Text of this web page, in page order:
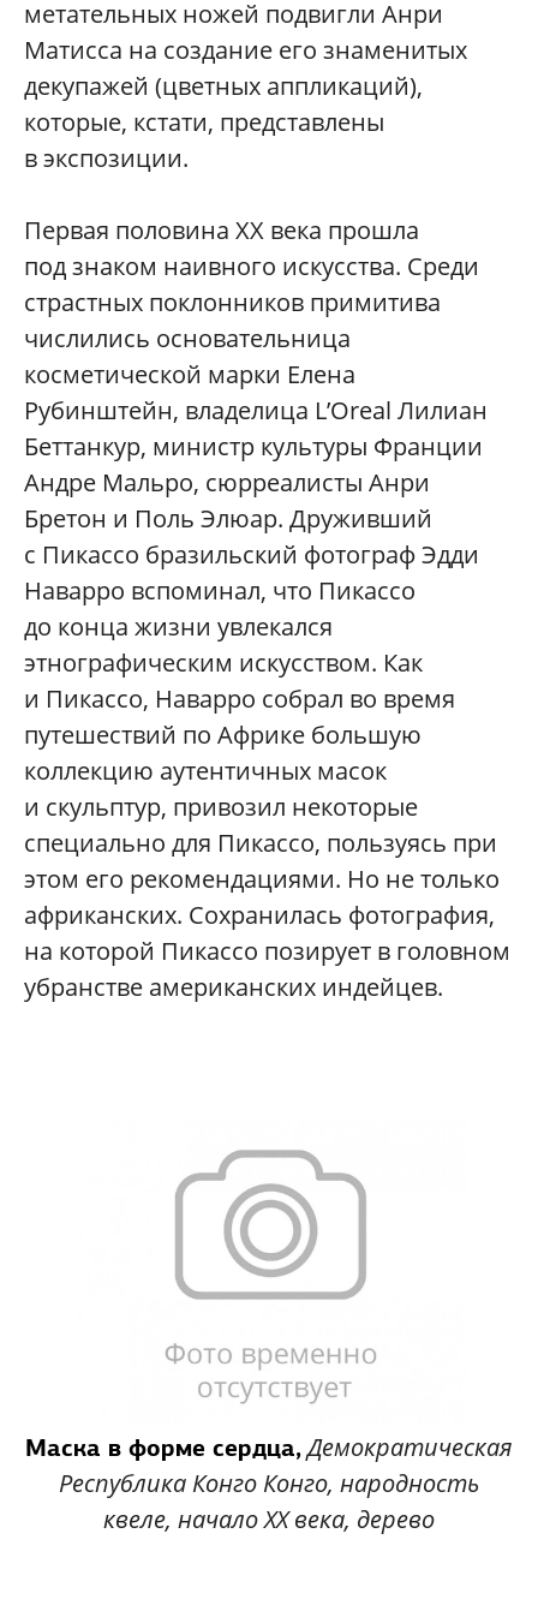
метательных ножей подвигли Анри
Матисса на создание его знаменитых
декупажей (цветных аппликаций),
которые, кстати, представлены
в экспозиции.
Первая половина ХХ века прошла
под знаком наивного искусства. Среди
страстных поклонников примитива
числились основательница
косметической марки Елена
Рубинштейн, владелица L’Oreal Лилиан
Беттанкур, министр культуры Франции
Андре Мальро, сюрреалисты Анри
Бретон и Поль Элюар. Друживший
с Пикассо бразильский фотограф Эдди
Наварро вспоминал, что Пикассо
до конца жизни увлекался
этнографическим искусством. Как
и Пикассо, Наварро собрал во время
путешествий по Африке большую
коллекцию аутентичных масок
и скульптур, привозил некоторые
специально для Пикассо, пользуясь при
этом его рекомендациями. Но не только
африканских. Сохранилась фотография,
на которой Пикассо позирует в головном
убранстве американских индейцев.
Маска в форме сердца,Демократическая
Республика Конго Конго, народность
квеле, начало XX века, дерево